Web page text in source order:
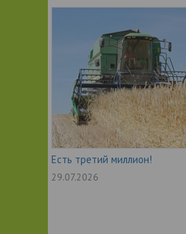
Есть третий миллион!
29.07.2026